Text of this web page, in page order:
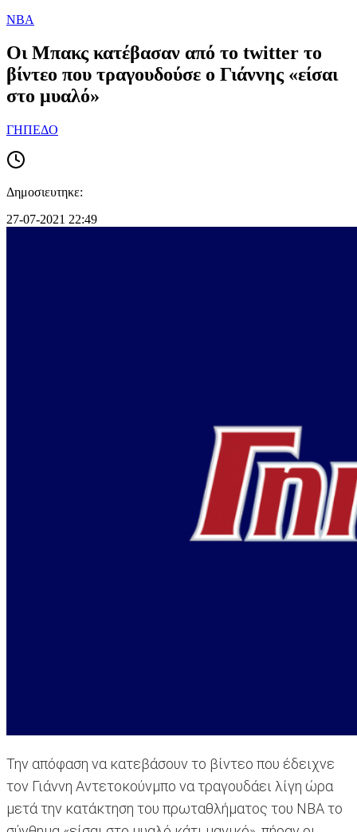
NBA
Οι Μπακς κατέβασαν από το twitter το
βίντεο που τραγουδούσε ο Γιάννης «είσαι
στο μυαλό»
ΓΗΠΕΔΟ
Δημοσιευτηκε:
27-07-2021 22:49
Την απόφαση να κατεβάσουν το βίντεο που έδειχνε
τον Γιάννη Αντετοκούνμπο να τραγουδάει λίγη ώρα
μετά την κατάκτηση του πρωταθλήματος του ΝΒΑ το